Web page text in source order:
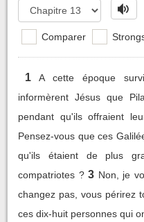
Comparer
1
A cette époque
informèrent Jésus que
pendant qu'ils offraient
Pensez-vous que ces
qu'ils étaient de plus
compatriotes ? 3 Non, je
changez pas, vous périrez
ces dix-huit personnes qui